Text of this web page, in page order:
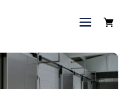
froides positives et